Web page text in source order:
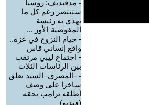
- مدفيديف: روسيا
ستنتصر رغم كل ما
تهذي به رئيسة
المفوضية الأور ...
- خيام النزوح في غزة..
واقع إنساني قاس
- اجتماع ليبي مرتقب
بين الرئاسات الثلاث
- -المصري- السيد يعلق
ساخرا على وصف
أطلقه ترامب بحقه
(فيديو)